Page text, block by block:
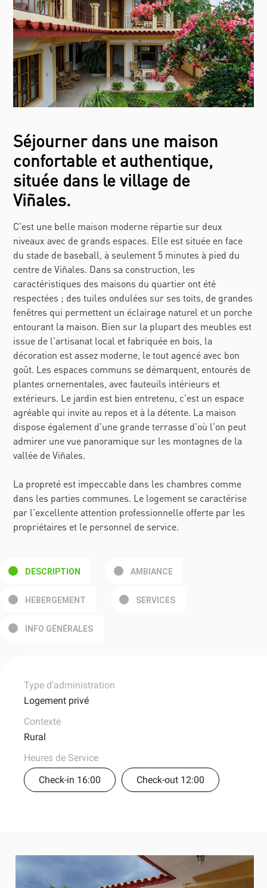
Séjourner dans une maison
confortable et authentique,
située dans le village de
Viñales.
C'est une belle maison moderne répartie sur deux
niveaux avec de grands espaces. Elle est située en face
du stade de baseball, à seulement 5 minutes à pied du
centre de Viñales. Dans sa construction, les
caractéristiques des maisons du quartier ont été
respectées ; des tuiles ondulées sur ses toits, de grandes
fenêtres qui permettent un éclairage naturel et un porche
entourant la maison. Bien sur la plupart des meubles est
issue de l'artisanat local et fabriquée en bois, la
décoration est assez moderne, le tout agencé avec bon
goût. Les espaces communs se démarquent, entourés de
plantes ornementales, avec fauteuils intérieurs et
extérieurs. Le jardin est bien entretenu, c'est un espace
agréable qui invite au repos et à la détente. La maison
dispose également d'une grande terrasse d'où l'on peut
admirer une vue panoramique sur les montagnes de la
vallée de Viñales.
La propreté est impeccable dans les chambres comme
dans les parties communes. Le logement se caractérise
par l'excellente attention professionnelle offerte par les
propriétaires et le personnel de service.
DESCRIPTION AMBIANCE
HEBERGEMENT SERVICES
INFO GÉNÉRALES
Type d'administration
Logement privé
Contexte
Rural
Heures de Service
Check-in 16:00
Check-out 12:00